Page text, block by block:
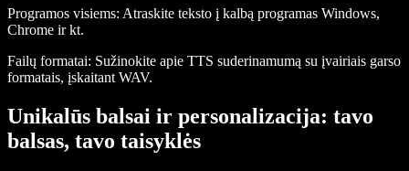
Programos visiems: Atraskite teksto į kalbą programas Windows,
Chrome ir kt.
Failų formatai: Sužinokite apie TTS suderinamumą su įvairiais garso
formatais, įskaitant WAV.
Unikalūs balsai ir personalizacija: tavo
balsas, tavo taisyklės